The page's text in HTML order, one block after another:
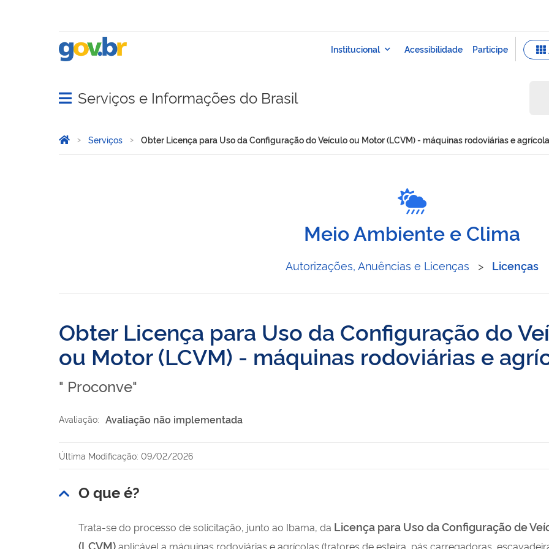
Abrir menu principal de navegação
Serviços e Informações do Brasil
Você está aqui:
Página Inicial
Serviços Obter Licença para Uso da Configuração do Veículo ou Motor (LCVM) - máquinas rodoviárias e
Meio Ambiente e Clima
Autorizações, Anuências e Licenças > Licenças
Obter Licença para Uso da Configuração do
ou Motor (LCVM) - máquinas rodoviárias e
" Proconve"
Avaliação: Avaliação não implementada
Última Modificação: 09/02/2026
O que é?
Trata-se do processo de solicitação, junto ao Ibama, da Licença para Uso da Configuração de
(LCVM)aplicável a máquinas rodoviárias e agrícolas (tratores de esteira, pás carregadoras,